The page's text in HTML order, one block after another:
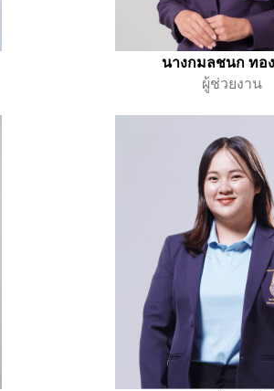
นางกมลชนก ทอ
ผู้ช่วยงาน